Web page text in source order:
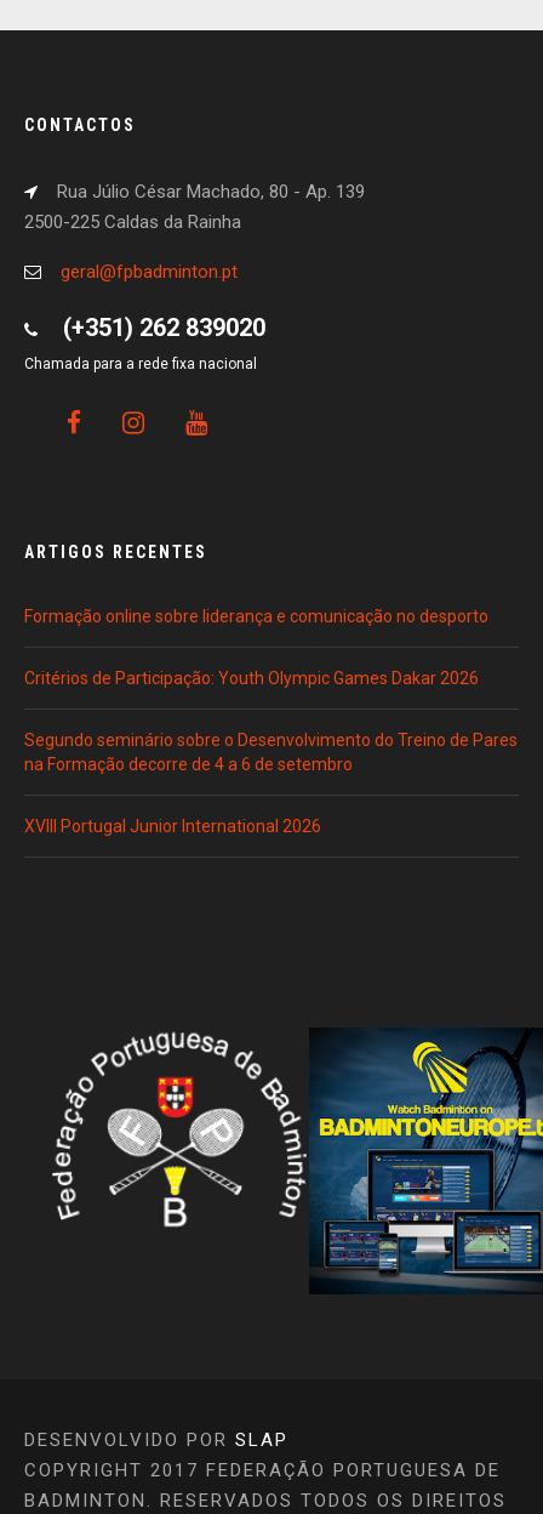
CONTACTOS
Rua Júlio César Machado, 80 - Ap. 139
2500-225 Caldas da Rainha
geral@fpbadminton.pt
(+351) 262 839020
Chamada para a rede fixa nacional
ARTIGOS RECENTES
Formação online sobre liderança e comunicação no desporto
Critérios de Participação: Youth Olympic Games Dakar 2026
Segundo seminário sobre o Desenvolvimento do Treino de Pares
na Formação decorre de 4 a 6 de setembro
XVIII Portugal Junior International 2026
DESENVOLVIDO POR SLAP
COPYRIGHT 2017 FEDERAÇÃO PORTUGUESA DE
BADMINTON. RESERVADOS TODOS OS DIREITOS